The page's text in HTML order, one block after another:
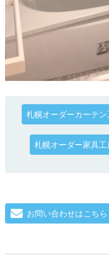
札幌オーダーカーテ
札幌オーダー家具
お問い合わせはこちら